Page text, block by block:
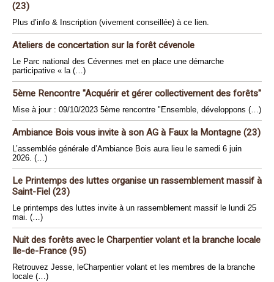
(23)
Plus d’info & Inscription (vivement conseillée) à ce lien.
Ateliers de concertation sur la forêt cévenole
Le Parc national des Cévennes met en place une démarche
participative « la (…)
5ème Rencontre "Acquérir et gérer collectivement des forêts"
Mise à jour : 09/10/2023 5ème rencontre "Ensemble, développons (…)
Ambiance Bois vous invite à son AG à Faux la Montagne (23)
L’assemblée générale d’Ambiance Bois aura lieu le samedi 6 juin
2026. (…)
Le Printemps des luttes organise un rassemblement massif à
Saint-Fiel (23)
Le printemps des luttes invite à un rassemblement massif le lundi 25
mai. (…)
Nuit des forêts avec le Charpentier volant et la branche locale
Ile-de-France (95)
Retrouvez Jesse, leCharpentier volant et les membres de la branche
locale (…)